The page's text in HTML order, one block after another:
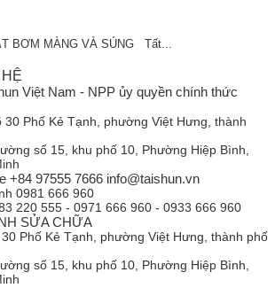
BƠM MÀNG VÀ SÚNG Tất...
Việt Nam - NPP ủy quyền chính thức
Phố Kẻ Tạnh, phường Việt Hưng, thành
số 15, khu phố 10, Phường Hiệp Bình,
+84 97555 7666 info@taishun.vn
0981 666 960
220 555 - 0971 666 960 - 0933 666 960
SỬA CHỮA
Phố Kẻ Tạnh, phường Việt Hưng, thành phố
số 15, khu phố 10, Phường Hiệp Bình,